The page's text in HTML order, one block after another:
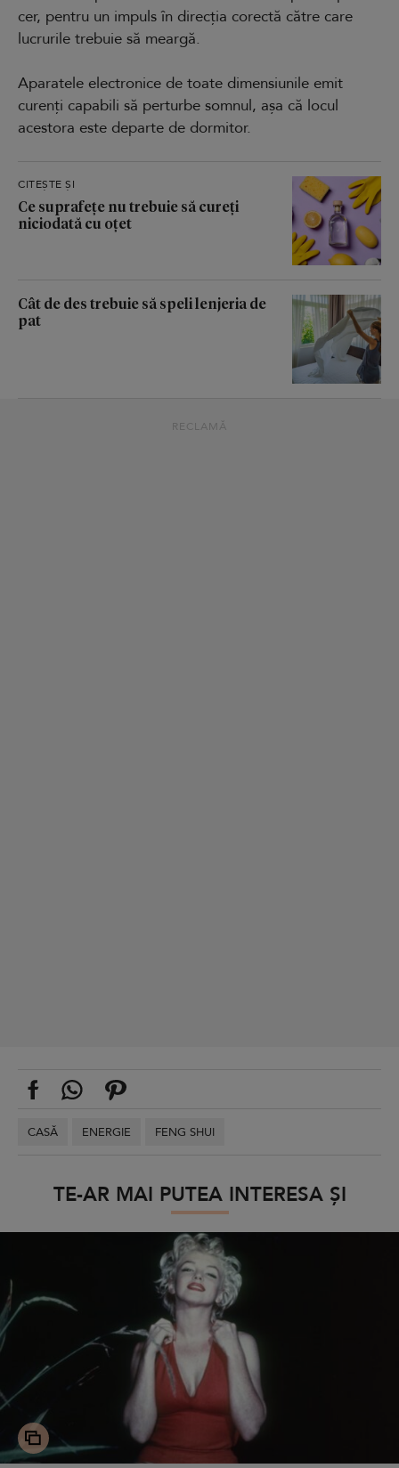
cer, pentru un impuls în direcția corectă către care
lucrurile trebuie să meargă.
Aparatele electronice de toate dimensiunile emit
curenți capabili să perturbe somnul, așa că locul
acestora este departe de dormitor.
CITEȘTE ȘI
Ce suprafețe nu trebuie să cureți
niciodată cu oțet
Cât de des trebuie să speli lenjeria de
pat
RECLAMĂ
CASĂ ENERGIE FENG SHUI
TE-AR MAI PUTEA INTERESA ȘI